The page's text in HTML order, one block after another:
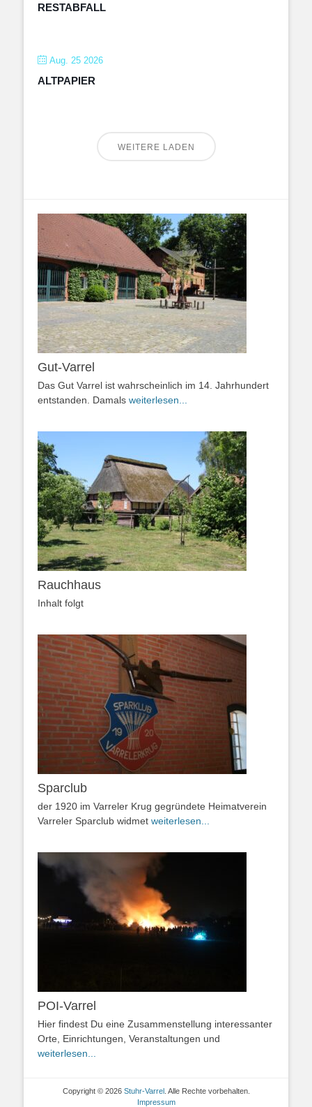
RESTABFALL
Aug. 25 2026
ALTPAPIER
WEITERE LADEN
Gut-Varrel
Das Gut Varrel ist wahrscheinlich im 14. Jahrhundert
entstanden. Damals weiterlesen...
Rauchhaus
Inhalt folgt
Sparclub
der 1920 im Varreler Krug gegründete Heimatverein
Varreler Sparclub widmet weiterlesen...
POI-Varrel
Hier findest Du eine Zusammenstellung interessanter
Orte, Einrichtungen, Veranstaltungen und
weiterlesen...
Copyright © 2026 Stuhr-Varrel. Alle Rechte vorbehalten.
Impressum